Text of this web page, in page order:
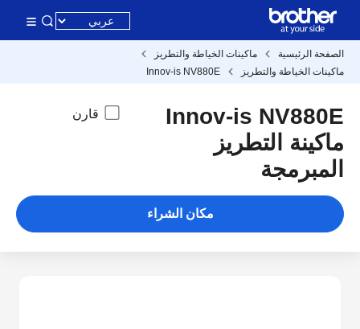
الصفحة الرئيسية
ماكينات الخياطة والتطريز
ماكينات الخياطة والتطريز
Innov-is NV880E
Innov-is NV880E
ماكينة التطريز
المبرمجة
قارن
مكان الشراء